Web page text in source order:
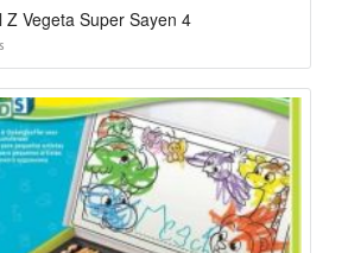
Vegeta Super Sayen 4